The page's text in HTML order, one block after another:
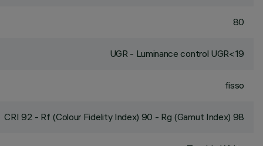
80
UGR - Luminance control UGR<19
fisso
CRI 92 - Rf (Colour Fidelity Index) 90 - Rg (Gamut Index) 98